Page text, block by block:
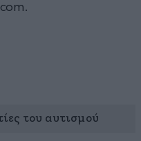
.
του αυτισμού